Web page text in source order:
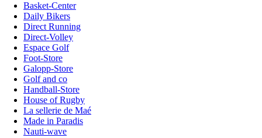
Basket-Center
Daily Bikers
Direct Running
Direct-Volley
Espace Golf
Foot-Store
Galopp-Store
Golf and co
Handball-Store
House of Rugby
La sellerie de Maé
Made in Paradis
Nauti-wave